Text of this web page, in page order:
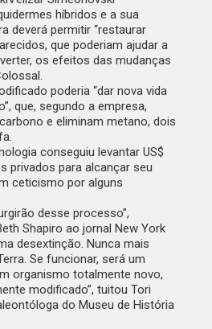
híbridos e a sua
deverá permitir “restaurar
que poderiam ajudar a
os efeitos das mudanças
poderia “dar nova vida
que, segundo a empresa,
e eliminam metano, dois
conseguiu levantar US$
privados para alcançar seu
ceticismo por alguns
desse processo”,
Shapiro ao jornal New York
desextinção. Nunca mais
Se funcionar, será um
organismo totalmente novo,
modificado”, tuitou Tori
do Museu de História